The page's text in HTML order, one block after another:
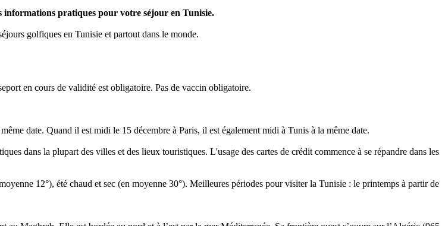
informations pratiques pour votre séjour en Tunisie.
golfiques en Tunisie et partout dans le monde.
en cours de validité est obligatoire. Pas de vaccin obligatoire.
date. Quand il est midi le 15 décembre à Paris, il est également midi à Tunis à la même date.
dans la plupart des villes et des lieux touristiques. L'usage des cartes de crédit commence à se répandre dans les
12°), été chaud et sec (en moyenne 30°). Meilleures périodes pour visiter la Tunisie : le printemps à partir de